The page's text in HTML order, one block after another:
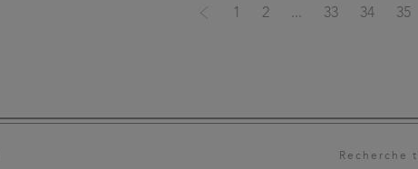
1 2 ... 33 34 35
Recherche